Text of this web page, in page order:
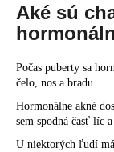
Aké sú
Počas puberty sa
čelo, nos a bradu.
Hormonálne akné
sem spodná časť líc
U niektorých ľudí má